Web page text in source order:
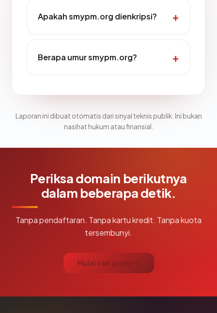
Apakah smypm.org dienkripsi?
Berapa umur smypm.org?
Laporan ini dibuat otomatis dari sinyal teknis publik. Ini bukan
nasihat hukum atau finansial.
Periksa domain berikutnya
dalam beberapa detik.
Tanpa pendaftaran. Tanpa kartu kredit. Tanpa kuota
tersembunyi.
Mulai cek gratis →